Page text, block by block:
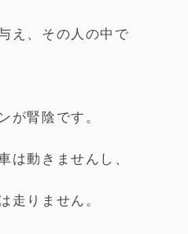
え、その人の中で
が腎陰です。
は動きませんし、
走りません。